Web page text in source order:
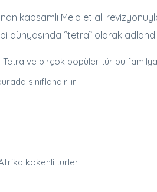
kapsamlı Melo et al.
dünyasında “tetra” olarak
ve birçok popüler tür bu
sınıflandırılır.
kökenli türler.